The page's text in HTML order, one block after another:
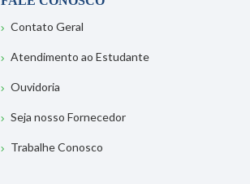
Contato Geral
Atendimento ao Estudante
Ouvidoria
Seja nosso Fornecedor
Trabalhe Conosco